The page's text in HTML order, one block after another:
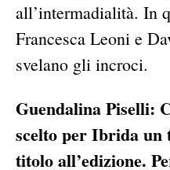
all’intermadialità. In
Francesca Leoni e
svelano gli incroci.
Guendalina Piselli:
scelto per Ibrida un
titolo all’edizione.